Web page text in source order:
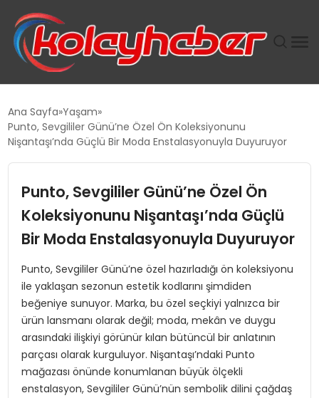
SUWEN’IN İSTIHDAM MODELI EKONOMIDE KADIN
TANYER YAPI ZEMIN MÜHENDISLIĞINDE HEDEF
BÜYÜTTÜ
TOROSLAR’DA PAZAR GERGİNLİĞİ!
Ana Sayfa Yaşam
Punto, Sevgililer Günü’ne Özel Ön Koleksiyonunu
Nişantaşı’nda Güçlü Bir Moda Enstalasyonuyla Duyuruyor
Punto, Sevgililer Günü’ne Özel Ön
Koleksiyonunu Nişantaşı’nda Güçlü
Bir Moda Enstalasyonuyla Duyuruyor
Punto, Sevgililer Günü’ne özel hazırladığı ön koleksiyonu
ile yaklaşan sezonun estetik kodlarını şimdiden
beğeniye sunuyor. Marka, bu özel seçkiyi yalnızca bir
ürün lansmanı olarak değil; moda, mekân ve duygu
arasındaki ilişkiyi görünür kılan bütüncül bir anlatının
parçası olarak kurguluyor. Nişantaşı’ndaki Punto
mağazası önünde konumlanan büyük ölçekli
enstalasyon, Sevgililer Günü’nün sembolik dilini çağdaş